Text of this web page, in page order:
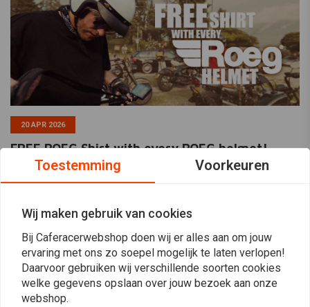
20 APR 2026
FREE ROEG Shirt with every ROEG helmet!
Lees meerToestemming Voorkeuren
Wij maken gebruik van cookies
Bij Caferacerwebshop doen wij er alles aan om jouw
ervaring met ons zo soepel mogelijk te laten verlopen!
Daarvoor gebruiken wij verschillende soorten cookies
welke gegevens opslaan over jouw bezoek aan onze
webshop.